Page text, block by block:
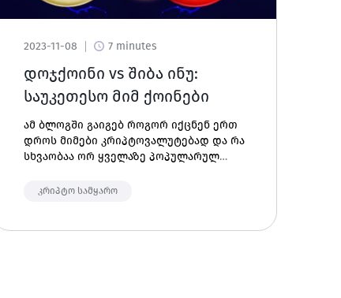
2023-11-08 7 minutes
დოჯქოინი vs შიბა ინუ:
საუკეთესო მიმ ქოინები
ამ ბლოგში გაიგებ როგორ იქცნენ ერთ
დროს მიმები კრიპტოვალუტებად და რა
სხვაობაა ორ ყველაზე პოპულარულ
დოჯქოინი.
კრიპტო სამყარო